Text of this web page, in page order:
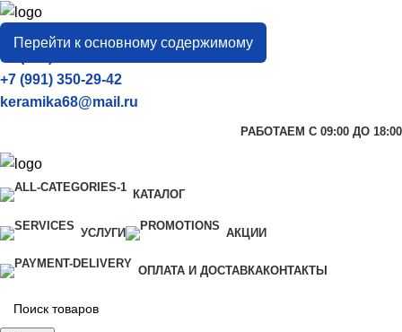
Перейти к основному содержимому
город
Тамбов
+7 (906) 657-33-54
+7 (991) 350-29-42
keramika68@mail.ru
РАБОТАЕМ С 09:00 ДО 18:00
КАТАЛОГ
УСЛУГИ АКЦИИ
ОПЛАТА И ДОСТАВКАКОНТАКТЫ